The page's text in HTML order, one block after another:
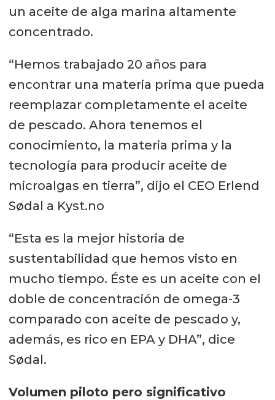
un aceite de alga marina altamente
concentrado.
“Hemos trabajado 20 años para
encontrar una materia prima que pueda
reemplazar completamente el aceite
de pescado. Ahora tenemos el
conocimiento, la materia prima y la
tecnología para producir aceite de
microalgas en tierra”, dijo el CEO Erlend
Sødal a Kyst.no
“Esta es la mejor historia de
sustentabilidad que hemos visto en
mucho tiempo. Éste es un aceite con el
doble de concentración de omega-3
comparado con aceite de pescado y,
además, es rico en EPA y DHA”, dice
Sødal.
Volumen piloto pero significativo